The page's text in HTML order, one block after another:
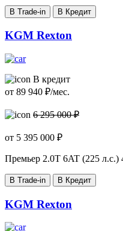
В Trade-in В Кредит
KGM Rexton
В кредит
от 89 940 ₽/мес.
6 295 000 ₽
от 5 395 000 ₽
Премьер 2.0T 6AT (225 л.с.)
В Trade-in В Кредит
KGM Rexton